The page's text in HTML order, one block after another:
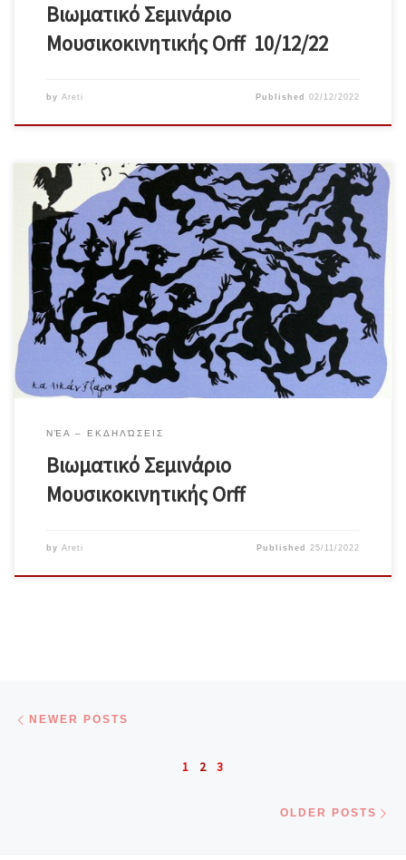
Βιωματικό Σεμινάριο
Μουσικοκινητικής Orff 10/12/22
by Areti Published02/12/2022
Κύκλος μηνιαίων σεμιναρίωνγια ενήλικες παιδαγωγούς και
καλλιτέχνες – Συντονισμός: Αρετή Μίγγου “Μια φορά τα
Καρκαντζέλια… κι άλλες δυό τα Κάλαντα” *Χαρακτική εικόνα του
Κύπριου χαράκτη Χαμπή Τσαγγάρη. Σε αυτό τον κύκλο σεμιναρίων
εμπνεόμαστε κάθε φορά από ένα καινούργιο θέμα. Αντίστοιχα,
εισάγουμε τα δομικά στοιχεία της Μουσικοκινητικής Orff, ‘κίνηση-
λόγο-μουσική’ σε διαφορετικά […]
ΝΈΑ – ΕΚΔΗΛΏΣΕΙΣ
Βιωματικό Σεμινάριο
Μουσικοκινητικής Orff
by Areti Published25/11/2022
NEWER POSTS
1 2 3
OLDER POSTS